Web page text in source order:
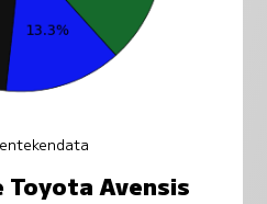
Toyota Avensis